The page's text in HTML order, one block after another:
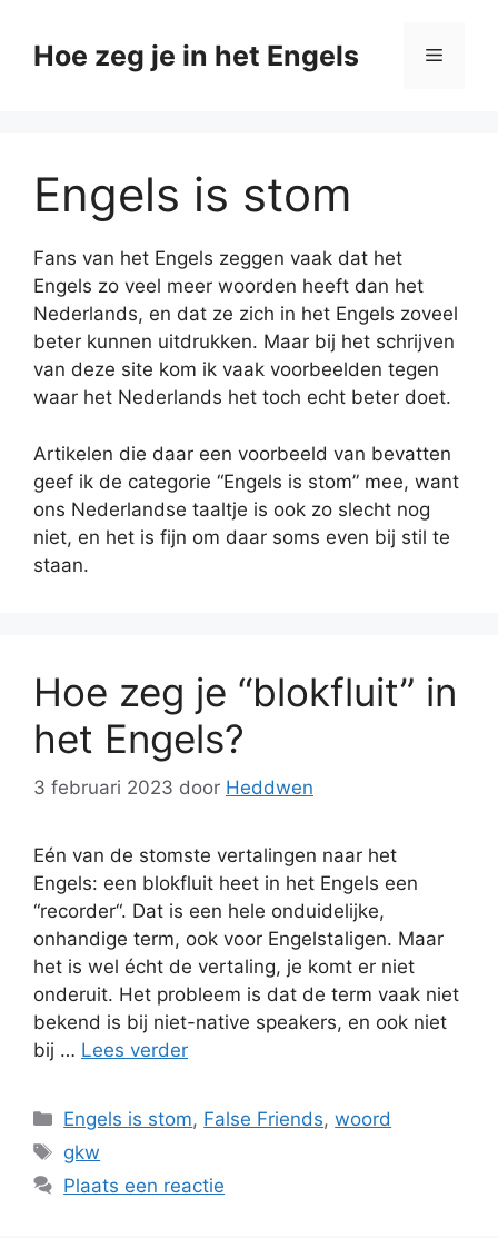
naarHoe zeg je in het Engels Menu
Engels is stom
Fans van het Engels zeggen vaak dat het
Engels zo veel meer woorden heeft dan het
Nederlands, en dat ze zich in het Engels zoveel
beter kunnen uitdrukken. Maar bij het schrijven
van deze site kom ik vaak voorbeelden tegen
waar het Nederlands het toch echt beter doet.
Artikelen die daar een voorbeeld van bevatten
geef ik de categorie “Engels is stom” mee, want
ons Nederlandse taaltje is ook zo slecht nog
niet, en het is fijn om daar soms even bij stil te
staan.
Hoe zeg je “blokfluit” in
het Engels?
3 februari 2023 door Heddwen
Eén van de stomste vertalingen naar het
Engels: een blokfluit heet in het Engels een
“recorder“. Dat is een hele onduidelijke,
onhandige term, ook voor Engelstaligen. Maar
het is wel écht de vertaling, je komt er niet
onderuit. Het probleem is dat de term vaak niet
bekend is bij niet-native speakers, en ook niet
bij … Lees verder
Categorieën
Engels is stom, False Friends,woord
Tags
gkw
Plaats een reactie